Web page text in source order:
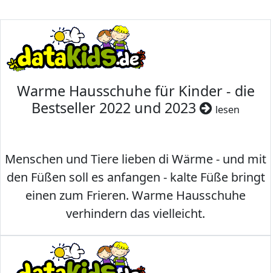
Warme Hausschuhe für Kinder - die
Bestseller 2022 und 2023
lesen
Menschen und Tiere lieben di Wärme - und mit
den Füßen soll es anfangen - kalte Füße bringt
einen zum Frieren. Warme Hausschuhe
verhindern das vielleicht.